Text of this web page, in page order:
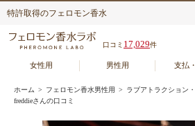
特許取得のフェロモン香水
口コミ 17,029件
女性用 男性用 支払
ホーム > フェロモン香水男性用 > ラブアトラクション
freddieさんの口コミ